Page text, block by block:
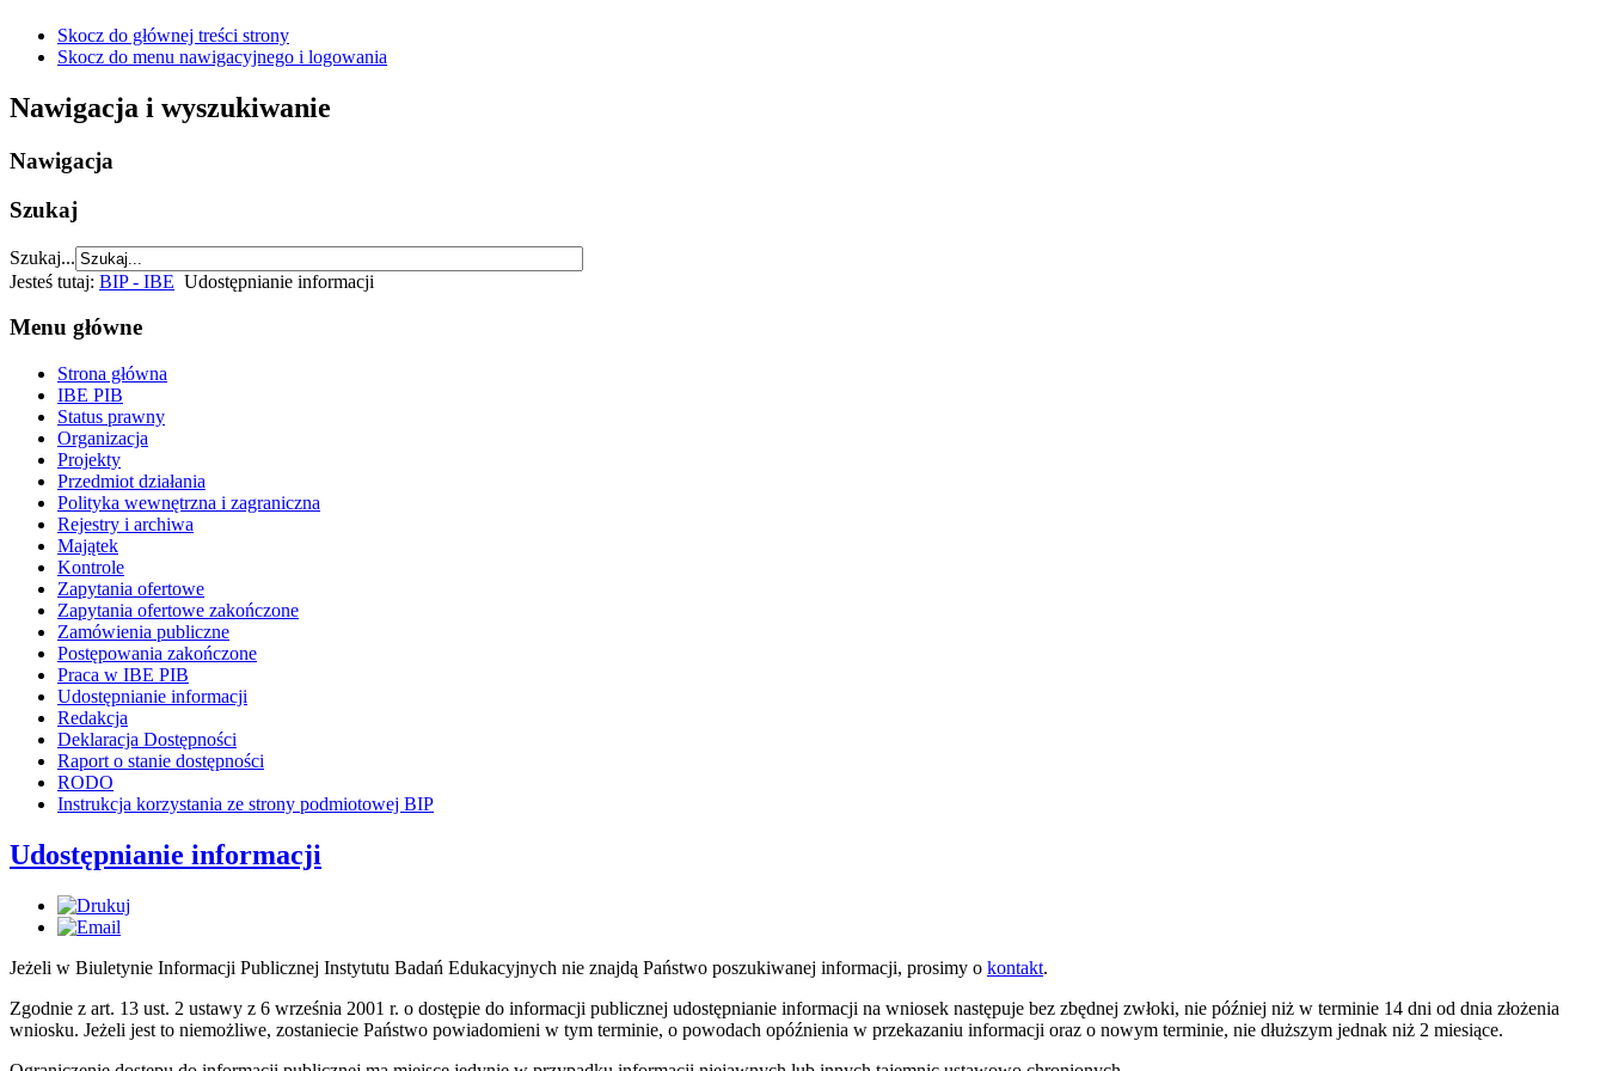
Skocz do głównej treści strony
Skocz do menu nawigacyjnego i logowania
Nawigacja i wyszukiwanie
Nawigacja
Szukaj
Szukaj...
Jesteś tutaj: BIP - IBE Udostępnianie informacji
Menu główne
Strona główna
IBE PIB
Status prawny
Organizacja
Projekty
Przedmiot działania
Polityka wewnętrzna i zagraniczna
Rejestry i archiwa
Majątek
Kontrole
Zapytania ofertowe
Zapytania ofertowe zakończone
Zamówienia publiczne
Postępowania zakończone
Praca w IBE PIB
Udostępnianie informacji
Redakcja
Deklaracja Dostępności
Raport o stanie dostępności
RODO
Instrukcja korzystania ze strony podmiotowej BIP
Udostępnianie informacji
Jeżeli w Biuletynie Informacji Publicznej Instytutu Badań Edukacyjnych nie znajdą Państwo poszukiwanej informacji, prosimy o kontakt.
Zgodnie z art. 13 ust. 2 ustawy z 6 września 2001 r. o dostępie do informacji publicznej udostępnianie informacji na wniosek następuje bez zbędnej zwłoki, nie później niż w terminie 14 dni od dnia złożenia
wniosku. Jeżeli jest to niemożliwe, zostaniecie Państwo powiadomieni w tym terminie, o powodach opóźnienia w przekazaniu informacji oraz o nowym terminie, nie dłuższym jednak niż 2 miesiące.